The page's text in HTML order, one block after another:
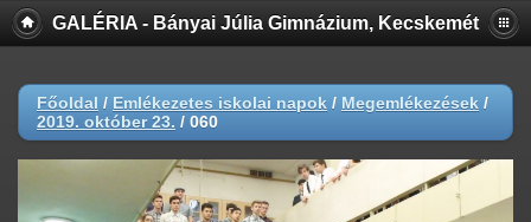
GALÉRIA - Bányai Júlia Gimnázium, Kecskemét
Főoldal / Emlékezetes iskolai napok / Megemlékezések /
2019. október 23. / 060